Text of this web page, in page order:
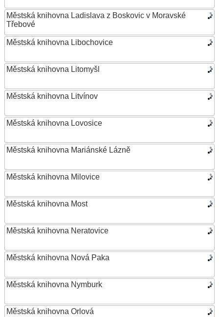
Městská knihovna Ladislava z Boskovic v Moravské
Třebové
Městská knihovna Libochovice
Městská knihovna Litomyšl
Městská knihovna Litvínov
Městská knihovna Lovosice
Městská knihovna Mariánské Lázně
Městská knihovna Milovice
Městská knihovna Most
Městská knihovna Neratovice
Městská knihovna Nová Paka
Městská knihovna Nymburk
Městská knihovna Orlová